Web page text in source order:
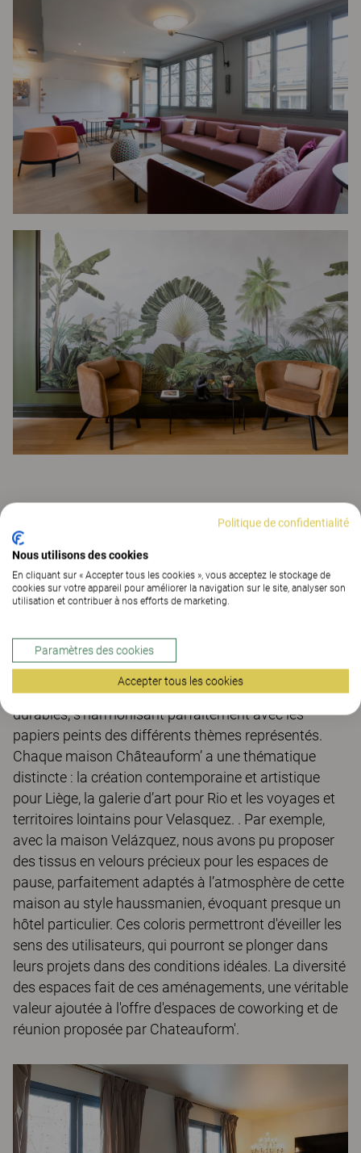
sommes à l'écoute de vos projets.
CONTACTEZ-NOUS
Une personnalisation infinie
La richesse du Kinnarps Color Studio nous a permis
de choisir des couleurs et des tissus nobles et
durables, s’harmonisant parfaitement avec les
papiers peints des différents thèmes représentés.
Chaque maison Châteauform’ a une thématique
distincte : la création contemporaine et artistique
pour Liège, la galerie d’art pour Rio et les voyages et
territoires lointains pour Velasquez. . Par exemple,
avec la maison Velázquez, nous avons pu proposer
des tissus en velours précieux pour les espaces de
pause, parfaitement adaptés à l’atmosphère de cette
maison au style haussmanien, évoquant presque un
hôtel particulier. Ces coloris permettront d'éveiller les
sens des utilisateurs, qui pourront se plonger dans
leurs projets dans des conditions idéales. La diversité
des espaces fait de ces aménagements, une véritable
valeur ajoutée à l'offre d'espaces de coworking et de
réunion proposée par Chateauform'.
Politique de confidentialité
Nous utilisons des cookies
En cliquant sur « Accepter tous les cookies », vous acceptez le stockage de
cookies sur votre appareil pour améliorer la navigation sur le site, analyser son
utilisation et contribuer à nos efforts de marketing.
Paramètres des cookies
Accepter tous les cookies